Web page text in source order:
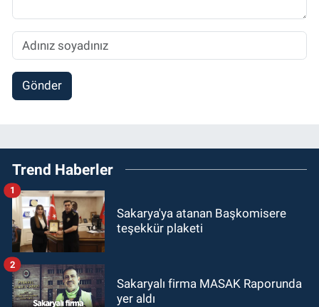
Gönder
Trend Haberler
Sakarya'ya atanan Başkomisere
teşekkür plaketi
1
Sakaryalı firma MASAK Raporunda
yer aldı
2